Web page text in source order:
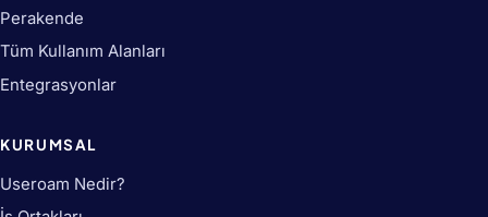
Perakende
Tüm Kullanım Alanları
Entegrasyonlar
KURUMSAL
Useroam Nedir?